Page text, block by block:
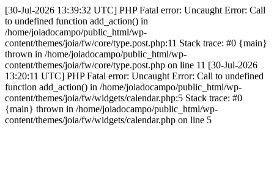
[30-Jul-2026 13:39:32 UTC] PHP Fatal error: Uncaught Error: Call
to undefined function add_action() in
/home/joiadocampo/public_html/wp-
content/themes/joia/fw/core/type.post.php:11 Stack trace: #0 {main}
thrown in /home/joiadocampo/public_html/wp-
content/themes/joia/fw/core/type.post.php on line 11 [30-Jul-2026
13:20:11 UTC] PHP Fatal error: Uncaught Error: Call to undefined
function add_action() in /home/joiadocampo/public_html/wp-
content/themes/joia/fw/widgets/calendar.php:5 Stack trace: #0
{main} thrown in /home/joiadocampo/public_html/wp-
content/themes/joia/fw/widgets/calendar.php on line 5